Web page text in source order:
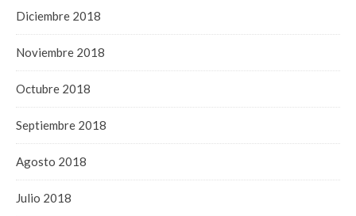
Diciembre 2018
Noviembre 2018
Octubre 2018
Septiembre 2018
Agosto 2018
Julio 2018